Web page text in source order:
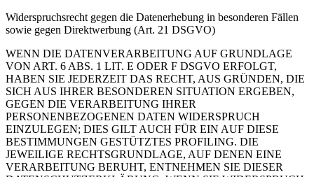
Widerspruchsrecht gegen die Datenerhebung in besonderen Fällen
sowie gegen Direktwerbung (Art. 21 DSGVO)
WENN DIE DATENVERARBEITUNG AUF GRUNDLAGE
VON ART. 6 ABS. 1 LIT. E ODER F DSGVO ERFOLGT,
HABEN SIE JEDERZEIT DAS RECHT, AUS GRÜNDEN, DIE
SICH AUS IHRER BESONDEREN SITUATION ERGEBEN,
GEGEN DIE VERARBEITUNG IHRER
PERSONENBEZOGENEN DATEN WIDERSPRUCH
EINZULEGEN; DIES GILT AUCH FÜR EIN AUF DIESE
BESTIMMUNGEN GESTÜTZTES PROFILING. DIE
JEWEILIGE RECHTSGRUNDLAGE, AUF DENEN EINE
VERARBEITUNG BERUHT, ENTNEHMEN SIE DIESER